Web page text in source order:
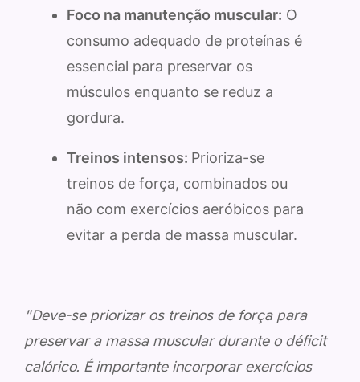
Foco na manutenção muscular: O
consumo adequado de proteínas é
essencial para preservar os
músculos enquanto se reduz a
gordura.
Treinos intensos: Prioriza-se
treinos de força, combinados ou
não com exercícios aeróbicos para
evitar a perda de massa muscular.
"Deve-se priorizar os treinos de força para
preservar a massa muscular durante o déficit
calórico. É importante incorporar exercícios